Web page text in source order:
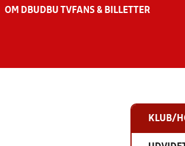
OM DBU DBU TV FANS & BILLETTER
KLUB/